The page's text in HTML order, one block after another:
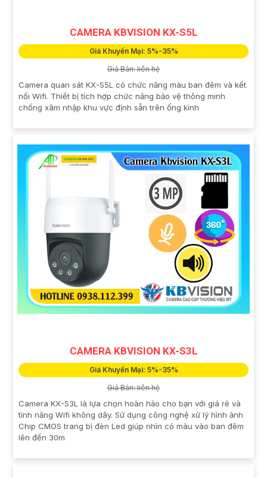
CAMERA KBVISION KX-S5L
Giá Khuyến Mại: 5%-35%
Giá Bán: liên hệ
Camera quan sát KX-S5L có chức năng màu ban đêm và kết
nối Wifi. Thiết bị tích hợp chức năng bảo vệ thông minh
chống xâm nhập khu vực định sẵn trên ống kính
CAMERA KBVISION KX-S3L
Giá Khuyến Mại: 5%-35%
Giá Bán: liên hệ
Camera KX-S3L là lựa chọn hoàn hảo cho bạn với giá rẻ và
tính năng Wifi không dây. Sử dụng công nghệ xử lý hình ảnh
Chip CMOS trang bị đèn Led giúp nhìn có màu vào ban đêm
lên đến 30m